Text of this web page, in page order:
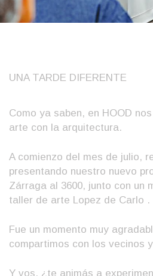
UNA TARDE DIFERENTE
Como ya saben, en HOOD
arte con la arquitectura.
A comienzo del mes de julio,
presentando nuestro nuevo
Zárraga al 3600, junto con un
taller de arte Lopez de Carlo .
Fue un momento muy
compartimos con los vecinos
Y vos, ¿te animás a